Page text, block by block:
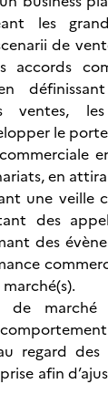
les
de
accords
ventes,
le
en
une veille
des
des
de marché
regard
afin